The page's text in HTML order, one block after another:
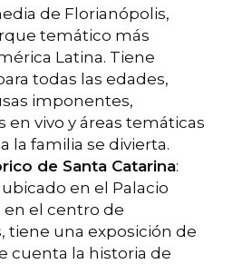
de Florianópolis,
temático más
Latina. Tiene
todas las edades,
imponentes,
en vivo y áreas temáticas
la familia se divierta.
de Santa Catarina:
en el Palacio
en el centro de
tiene una exposición de
cuenta la historia de